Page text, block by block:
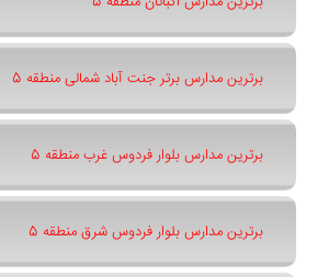
برترین مدارس برتر جنت آباد شمالی منطقه 5
برترین مدارس بلوار فردوس غرب منطقه 5
برترین مدارس بلوار فردوس شرق منطقه 5